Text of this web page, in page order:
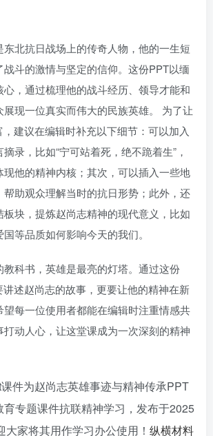
东北抗日战场上的传奇人物，他的一生短
斗的激情与坚定的信仰。这份PPT以缅
，通过梳理他的战斗经历、领导才能和
现一位真实而伟大的民族英雄。 为了让
建议在编辑时补充以下细节：可以加入
录，比如“宁可站着死，绝不跪着生”，
他的精神内核；其次，可以插入一些地
帮助观众理解当时的抗日形势；此外，还
块，提炼赵尚志精神的现代意义，比如
等品质如何影响今天的我们。
教科书，英雄是最亮的灯塔。通过这份
述赵尚志的故事，更要让他的精神在新
望每一位使用者都能在编辑时注重情感共
动人心，让这堂课成为一次深刻的精神
件为赵尚志英雄事迹与精神传承PPT
专题课件抗联精神学习，发布于2025
大家将其用作学习办公使用！ 纵横材料